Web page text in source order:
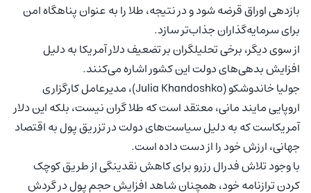
بازدهی اوراق قرضه شود و در نتیجه، طلا را به عنوان پناهگاه امن
برای سرمایه‌گذاران جذاب‌تر سازد.
از سوی دیگر، برخی تحلیلگران بر تضعیف دلار آمریکا به دلیل
افزایش بدهی‌های دولت این کشور اشاره می‌کنند.
جولیا خاندوشکو (Julia Khandoshko)، مدیرعامل کارگزاری
اروپایی مایند مانی، معتقد است که طلا گران نیست، بلکه این دلار
آمریکاست که به دلیل سیاست‌های دولت در تزریق پول به اقتصاد
جهانی، ارزش خود را از دست داده است.
با وجود تلاش فدرال رزرو برای کاهش نقدینگی از طریق کوچک
کردن ترازنامه خود، همچنان شاهد افزایش حجم پول در گردش